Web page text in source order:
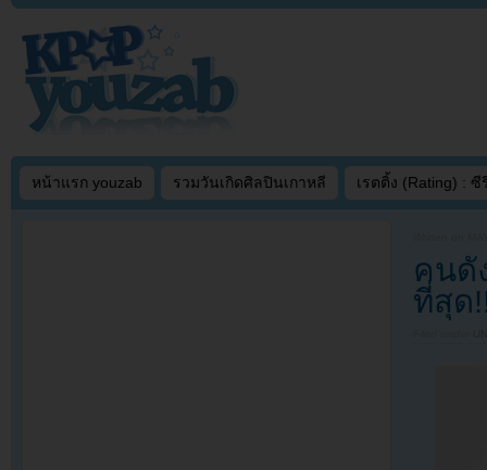
หน้าแรก youzab รวมวันเกิดศิลปินเกาหลี เรตติ้ง (Rating) : ซี
คนดั
ที่สุด